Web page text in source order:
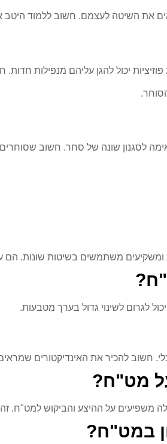
את השיטה לעצמם. חשוב ללמוד היטב
יכול להגן עליהם מנפילות
לסגנון שונה של סחר. חשוב
ומשקיעים משתמשים בשיטות שונות.
לגרום לשינוי גדול בערך מטבעות.
חשוב להכיר את האינדיקטורים
מט"ח?
אלה משפיעים על ההיצע והביקוש
במט"ח?